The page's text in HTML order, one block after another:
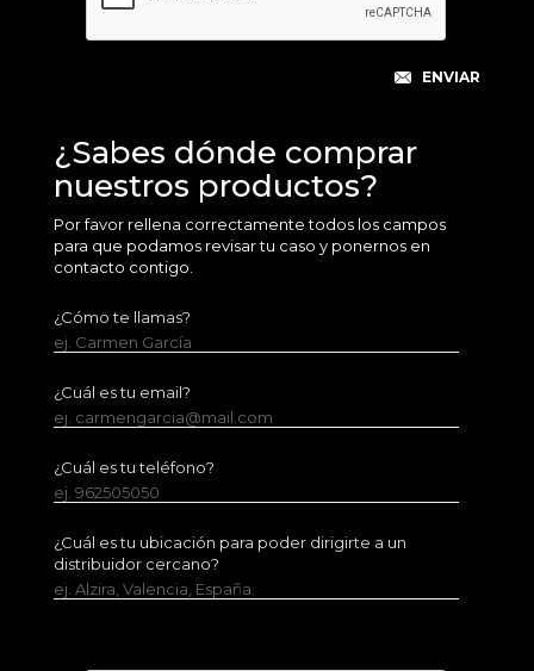
¿Sabes dónde comprar
nuestros productos?
Por favor rellena correctamente todos los campos
para que podamos revisar tu caso y ponernos en
contacto contigo.
¿Cómo te llamas?
ej. Carmen García
¿Cuál es tu email?
ej. carmengarcia@mail.com
¿Cuál es tu teléfono?
ej. 962505050
¿Cuál es tu ubicación para poder dirigirte a un
distribuidor cercano?
ej. Alzira, Valencia, España.